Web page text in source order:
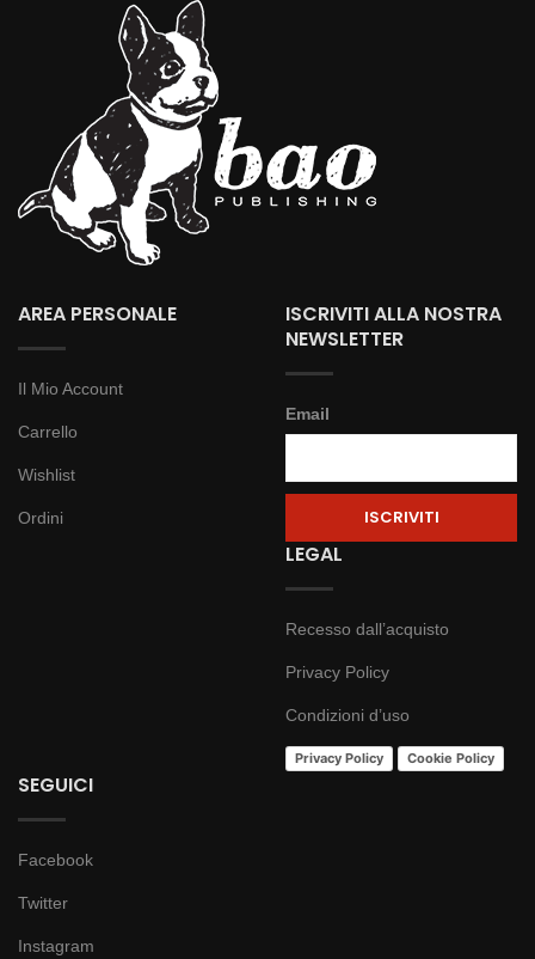
AREA PERSONALE
Il Mio Account
Carrello
Wishlist
Ordini
ISCRIVITI ALLA NOSTRA
NEWSLETTER
Email
LEGAL
Recesso dall’acquisto
Privacy Policy
Condizioni d’uso
Privacy Policy Cookie Policy
SEGUICI
Facebook
Twitter
Instagram